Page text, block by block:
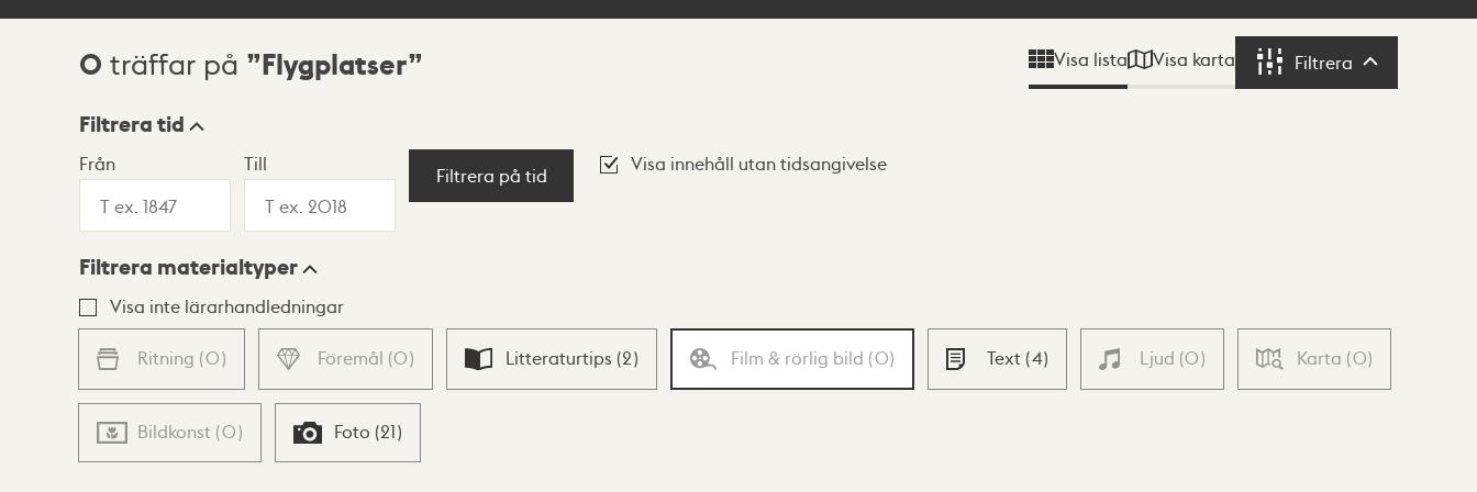
Sökresultat
0 träffar på Flygplatser Visa lista Visa karta Filtrera Filtrera
Visningsläge
Lista Karta
Filtrera tid
Från Till
Filtrera på tid
Visa innehåll utan tidsangivelse
Filtrera materialtyper
Visa inte lärarhandledningar
Ritning (0) Föremål (0) Litteraturtips (2) Film & rörlig bild (0) Text (4) Ljud (0) Karta (0)
Bildkonst (0) Foto (21)